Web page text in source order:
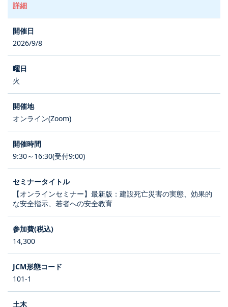
詳細
2026/9/8
火
オンライン(Zoom)
9:30～16:30(受付9:00)
【オンラインセミナー】最新版：建設死亡災害の実態、効果的
な安全指示、若者への安全教育
14,300
101-1